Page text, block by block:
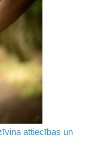
attiecības un